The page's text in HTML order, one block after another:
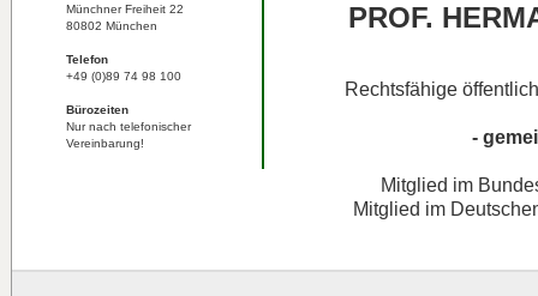
Münchner Freiheit 22
80802 München
Telefon
+49 (0)89 74 98 100
Bürozeiten
Nur nach telefonischer
Vereinbarung!
PROF.
Rechtsfähige
-
Mitglied im
Mitglied im